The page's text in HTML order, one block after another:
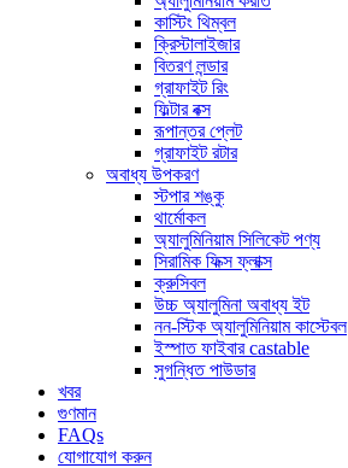
কাস্টিং থিম্বল
ক্রিস্টালাইজার
বিতরণ লন্ডার
গ্রাফাইট রিং
ফিল্টার বক্স
রূপান্তর প্লেট
গ্রাফাইট রটার
অবাধ্য উপকরণ
স্টপার শঙ্কু
থার্মোকল
অ্যালুমিনিয়াম সিলিকেট পণ্য
সিরামিক ফিক্স ফ্লাক্স
ক্রুসিবল
উচ্চ অ্যালুমিনা অবাধ্য ইট
নন-স্টিক অ্যালুমিনিয়াম কাস্টেবল
ইস্পাত ফাইবার castable
সুগন্ধিত পাউডার
খবর
গুণমান
FAQs
যোগাযোগ করুন